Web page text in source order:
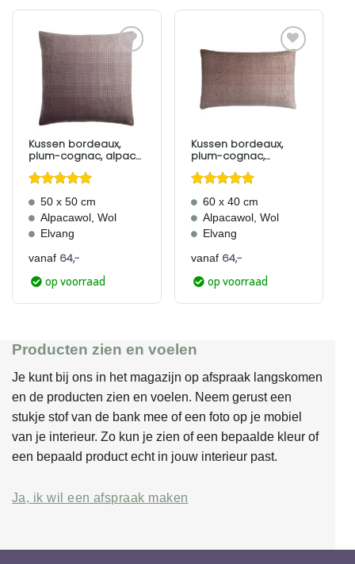
Aan
verlanglijst
toevoegen
Kussen bordeaux,
plum-cognac, alpaca
wol, vierkant; Horizon,
Elvang
Gewaardeerd
4
uit 5
50 x 50 cm
Alpacawol, Wol
Elvang
vanaf 64,-
op voorraad
Aan
verlanglijst
toevoegen
Kussen bordeaux,
plum-cognac,
langwerpig; Horizon
Elvang
Gewaardeerd
5 uit 5
60 x 40 cm
Alpacawol, Wol
Elvang
vanaf 64,-
op voorraad
Producten zien en voelen
Je kunt bij ons in het magazijn op afspraak langskomen
en de producten zien en voelen. Neem gerust een
stukje stof van de bank mee of een foto op je mobiel
van je interieur. Zo kun je zien of een bepaalde kleur of
een bepaald product echt in jouw interieur past.
Ja, ik wil een afspraak maken